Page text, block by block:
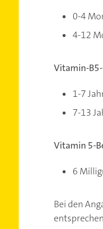
0-4
4-12
Vitamin-
1-7
7-13
Vitamin 5-
6
Bei den